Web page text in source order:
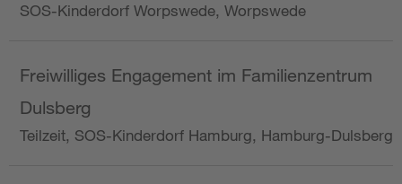
SOS-Kinderdorf Worpswede, Worpswede
Freiwilliges Engagement im Familienzentrum
Dulsberg
Teilzeit, SOS-Kinderdorf Hamburg, Hamburg-Dulsberg